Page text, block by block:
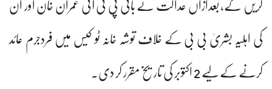
کی اہلیہ بشریٰ بی بی کے خلاف توشہ خانہ ٹو کیس میں فردجرم عائد
کرنے کے لیے 2 اکتوبر کی تاریخ مقرر کر دی۔